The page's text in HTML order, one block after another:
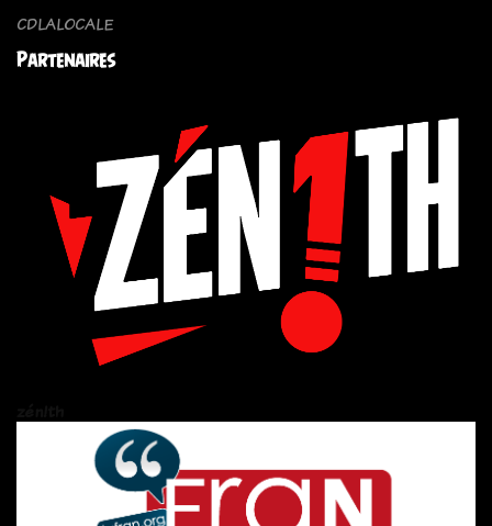
CDLALOCALE
Partenaires